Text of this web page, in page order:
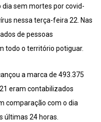
dia sem mortes por covid-
nessa terça-feira 22. Nas
de pessoas
todo o território potiguar.
a marca de 493.375
eram contabilizados
comparação com o dia
últimas 24 horas.